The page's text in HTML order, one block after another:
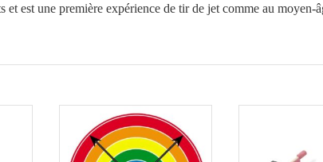
est une première expérience de tir de jet comme au moyen-